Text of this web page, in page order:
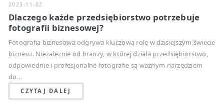
2023-11-02
Dlaczego każde przedsiębiorstwo potrzebuje
fotografii biznesowej?
Fotografia biznesowa odgrywa kluczową rolę w dzisiejszym świecie
biznesu. Niezależnie od branży, w której działa przedsiębiorstwo,
odpowiednie i profesjonalne fotografie są ważnym narzędziem
do...
CZYTAJ DALEJ